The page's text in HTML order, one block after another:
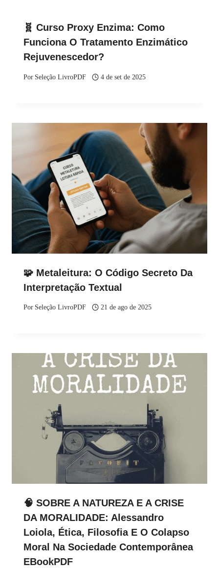
🧬 Curso Proxy Enzima: Como
Funciona O Tratamento Enzimático
Rejuvenescedor?
Por Seleção LivroPDF 4 de set de 2025
🧩 Metaleitura: O Código Secreto Da
Interpretação Textual
Por Seleção LivroPDF 21 de ago de 2025
🧠 SOBRE A NATUREZA E A CRISE
DA MORALIDADE: Alessandro
Loiola, Ética, Filosofia E O Colapso
Moral Na Sociedade Contemporânea
EBookPDF